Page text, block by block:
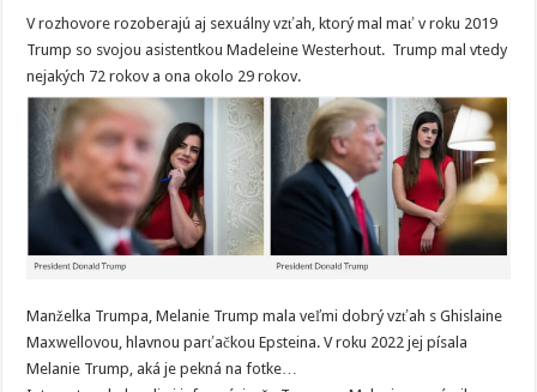
V rozhovore rozoberajú aj sexuálny vzťah, ktorý mal mať v roku 2019
Trump so svojou asistentkou Madeleine Westerhout. Trump mal vtedy
nejakých 72 rokov a ona okolo 29 rokov.
Manželka Trumpa, Melanie Trump mala veľmi dobrý vzťah s Ghislaine
Maxwellovou, hlavnou parťačkou Epsteina. V roku 2022 jej písala
Melanie Trump, aká je pekná na fotke…